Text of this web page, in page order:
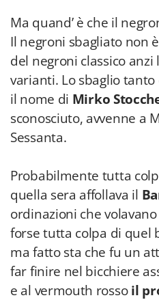
Ma quand’ è che il
Il negroni sbagliato non
del negroni classico
varianti. Lo sbaglio
il nome di Mirko
sconosciuto, avvenne a
Sessanta.
Probabilmente tutta
quella sera affollava il
ordinazioni che
forse tutta colpa di quel
ma fatto sta che fu un
far finire nel bicchiere
e al vermouth rossoil